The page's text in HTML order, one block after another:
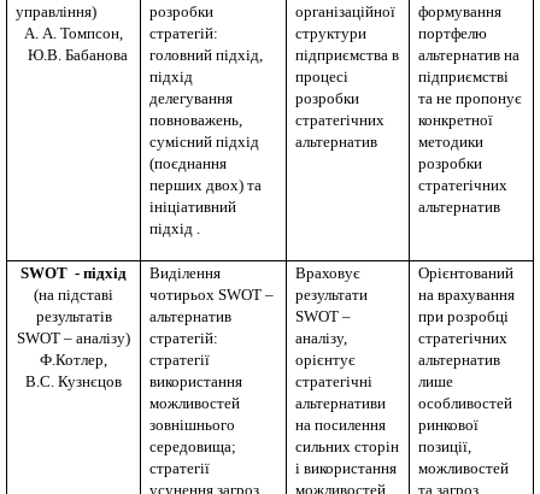
управління)
А. А. Томпсон,
Ю.В. Бабанова
розробки
стратегій:
головний підхід,
підхід
делегування
повноважень,
сумісний підхід
(поєднання
перших двох) та
ініціативний
підхід .
організаційної
структури
підприємства в
процесі
розробки
стратегічних
альтернатив
формування
портфелю
альтернатив на
підприємстві
та не пропонує
конкретної
методики
розробки
стратегічних
альтернатив
SWOT - підхід
(на підставі
результатів
SWOT – аналізу)
Ф.Котлер,
В.С. Кузнєцов
Виділення
чотирьохSWOT –
альтернатив
стратегій:
стратегії
використання
можливостей
зовнішнього
середовища;
стратегії
усунення загроз
Враховує
результати
SWOT –
аналізу,
орієнтує
стратегічні
альтернативи
на посилення
сильних сторін
і використання
можливостей
Орієнтований
на врахування
при розробці
стратегічних
альтернатив
лише
особливостей
ринкової
позиції,
можливостей
та загроз